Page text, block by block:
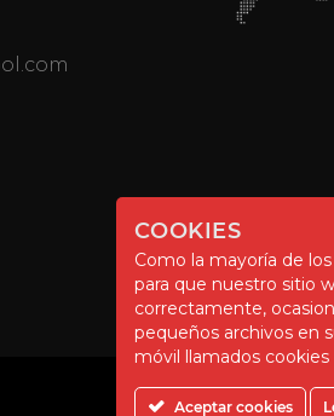
COOKIES
Como la mayoría de
para que nuestro sitio
correctamente,
pequeños archivos en
móvil llamados
Aceptar cookies